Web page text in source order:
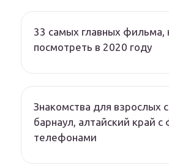
33 самых главных фильма,
посмотреть в 2020 году
Знакомства для взрослых
барнаул, алтайский край с
телефонами